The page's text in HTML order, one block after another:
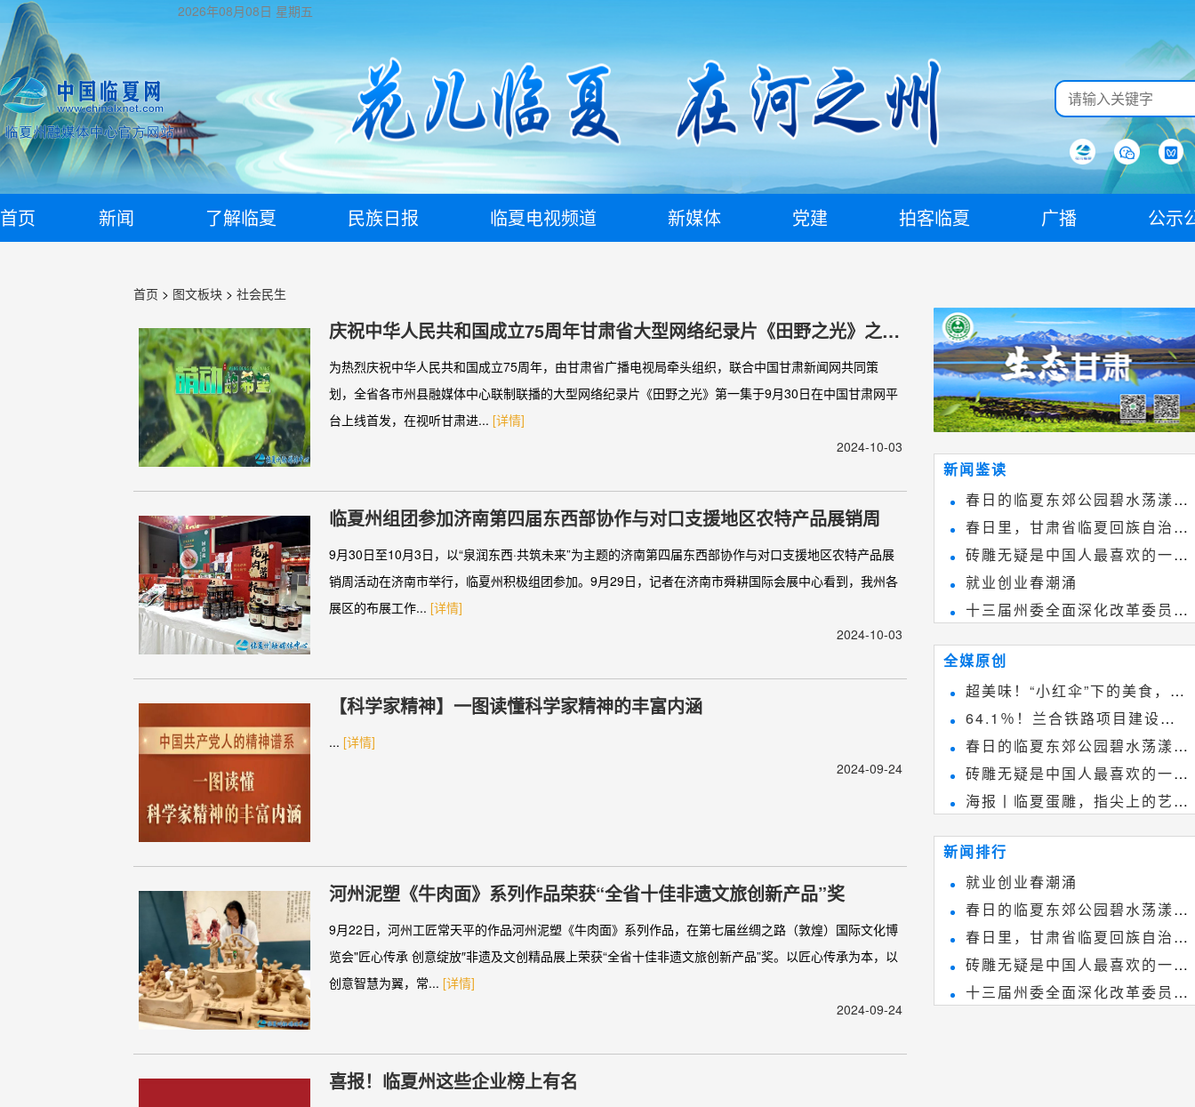
2026年08月08日 星期五
首页 新闻 了解临夏 民族日报 临夏电视频道 新媒体 党建 拍客临夏 广播 公示
首页 > 图文板块 > 社会民生
庆祝中华人民共和国成立75周年甘肃省大型网络纪录片《田野之光》之临
夏篇《萌动的希望》即将精彩呈现
为热烈庆祝中华人民共和国成立75周年，由甘肃省广播电视局牵头组织，联合中国甘肃新闻网共同策
划，全省各市州县融媒体中心联制联播的大型网络纪录片《田野之光》第一集于9月30日在中国甘肃网平
台上线首发，在视听甘肃进... [详情]
2024-10-03
临夏州组团参加济南第四届东西部协作与对口支援地区农特产品展销周
9月30日至10月3日，以“泉润东西·共筑未来”为主题的济南第四届东西部协作与对口支援地区农特产品展
销周活动在济南市举行，临夏州积极组团参加。9月29日，记者在济南市舜耕国际会展中心看到，我州各
展区的布展工作... [详情]
2024-10-03
【科学家精神】一图读懂科学家精神的丰富内涵
... [详情]
2024-09-24
河州泥塑《牛肉面》系列作品荣获“全省十佳非遗文旅创新产品”奖
9月22日，河州工匠常天平的作品河州泥塑《牛肉面》系列作品，在第七届丝绸之路（敦煌）国际文化博
览会"匠心传承 创意绽放″非遗及文创精品展上荣获“全省十佳非遗文旅创新产品”奖。以匠心传承为本，以
创意智慧为翼，常... [详情]
2024-09-24
喜报！临夏州这些企业榜上有名
新闻鉴读
春日的临夏东郊公园碧水荡漾、
春花烂漫
春日里，甘肃省临夏回族自治州
境内的刘家峡大桥，壮观美丽!
砖雕无疑是中国人最喜欢的一种
雕刻艺术，它不仅是民间实用美术
和建筑装饰艺术的有机结合，更成
为中国建筑史上彰品东方美不可磨
就业创业春潮涌
十三届州委全面深化改革委员会
第八次会议召开
全媒原创
超美味！“小红伞”下的美食，绝
不能错过~
64.1％！兰合铁路项目建设加
速推进
春日的临夏东郊公园碧水荡漾、
春花烂漫
砖雕无疑是中国人最喜欢的一种
雕刻艺术，它不仅是民间实用美术
和建筑装饰艺术的有机结合，更成
为中国建筑史上彰品东方美不可磨
灭的一笔。一方青砖里不仅藏着广
海报丨临夏蛋雕，指尖上的艺术
~
新闻排行
就业创业春潮涌
春日的临夏东郊公园碧水荡漾、
春花烂漫
春日里，甘肃省临夏回族自治州
境内的刘家峡大桥，壮观美丽!
砖雕无疑是中国人最喜欢的一种
雕刻艺术，它不仅是民间实用美术
十三届州委全面深化改革委员会